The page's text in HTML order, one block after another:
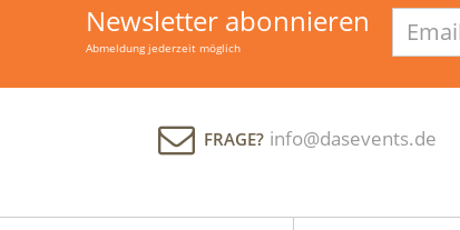
Newsletter abonnieren
Abmeldung jederzeit möglich
Adresse
FRAGE? info@dasevents.de